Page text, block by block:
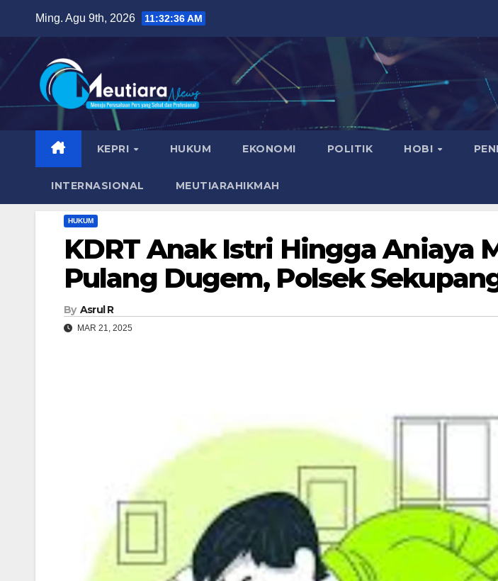
content
Ming. Agu 9th, 2026 11:32:37 AM
KEPRI HUKUM EKONOMI POLITIK HOBI
INTERNASIONAL MEUTIARAHIKMAH
HUKUM
KDRT Anak Istri Hingga Aniaya
Pulang Dugem, Polsek
By Asrul R
MAR 21, 2025